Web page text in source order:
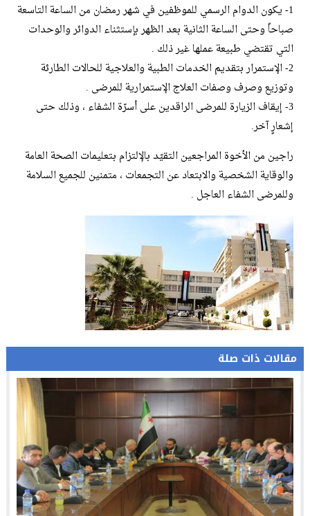
1- يكون الدوام الرسمي للموظفين في شهر رمضان من الساعة التاسعة
صباحاً وحتى الساعة الثانية بعد الظهر بإستثناء الدوائر والوحدات
التي تقتضي طبيعة عملها غير ذلك .
2- الإستمرار بتقديم الخدمات الطبية والعلاجية للحالات الطارئة
وتوزيع وصرف وصفات العلاج الإستمرارية للمرضى .
3- إيقاف الزيارة للمرضى الراقدين على أسرّة الشفاء ، وذلك حتى
إشعارٍ آخر.
راجين من الأخوة المراجعين التقيّد بالإلتزام بتعليمات الصحة العامة
والوقاية الشخصية والابتعاد عن التجمعات ، متمنين للجميع السلامة
وللمرضى الشفاء العاجل .
مقالات ذات صلة